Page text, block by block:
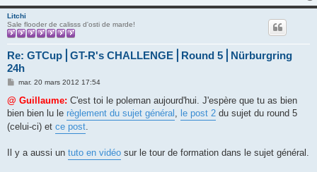
Litchi
Sale flooder de calisss d'osti de marde!
Re: GTCup⎪GT-R's CHALLENGE⎪Round 5⎪Nürburgring
24h
M
s
a
g
e
mar. 20 mars 2012 17:54
@ Guillaume: C'est toi le poleman aujourd'hui. J'espère que tu as bien
bien bien lu le règlement du sujet général le post 2 du sujet du round 5
(celui-ci) et ce post
Il y a aussi un tuto en vidéo sur le tour de formation dans le sujet général.